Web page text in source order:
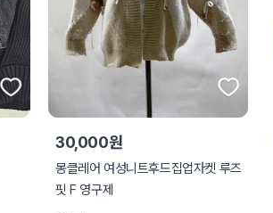
30,000원
몽클레어 여성니트후드집업자켓 루즈
핏 F 영구제